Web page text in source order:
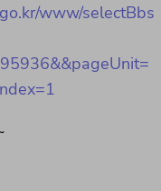
www/selectBbs